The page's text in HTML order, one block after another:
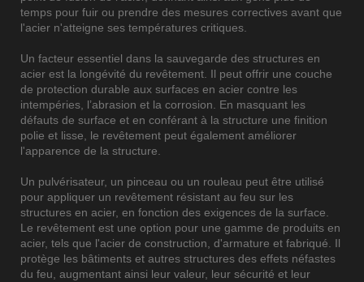
temps pour fuir ou prendre des mesures correctives avant que
l'acier n'atteigne ses températures critiques.
Un facteur essentiel dans la sauvegarde des structures en
acier est la longévité du revêtement. Il peut offrir une couche
de protection durable aux surfaces en acier contre les
intempéries, l’abrasion et la corrosion. En masquant les
défauts de surface et en conférant à la structure une finition
polie et lisse, le revêtement peut également améliorer
l'apparence de la structure.
Un pulvérisateur, un pinceau ou un rouleau peut être utilisé
pour appliquer un revêtement résistant au feu sur les
structures en acier, en fonction des exigences de la surface.
Le revêtement est une option pour une gamme de produits en
acier, tels que l'acier de construction, d'armature et fabriqué. Il
protège les bâtiments et autres structures des effets néfastes
du feu, augmentant ainsi leur valeur, leur sécurité et leur